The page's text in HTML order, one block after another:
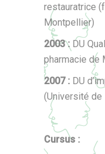
restauratrice
Montpellier)
2003 : DU
pharmacie de
2007 : DU
(Université de
Cursus :